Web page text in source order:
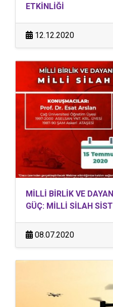
ETKİNLİĞİ
12.12.2020
MİLLİ BİRLİK VE
GÜÇ: MİLLİ SİLAH
08.07.2020